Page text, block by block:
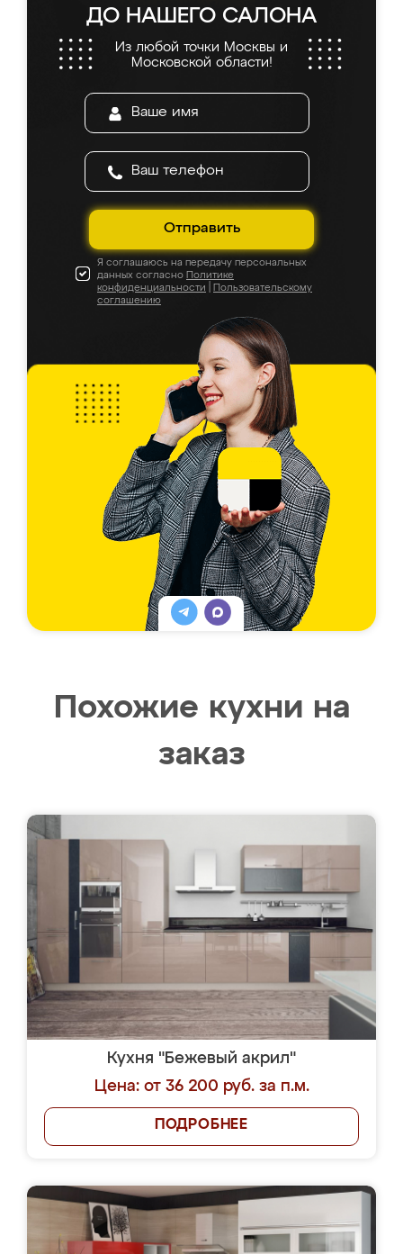
ДО НАШЕГО САЛОНА
Из любой точки Москвы и
Московской области!
Отправить
Я соглашаюсь на передачу персональных
данных согласно Политике
конфиденциальности
Пользовательскому
соглашению
Похожие кухни на
заказ
Кухня "Бежевый акрил"
Цена: от 36 200 руб. за п.м.
ПОДРОБНЕЕ